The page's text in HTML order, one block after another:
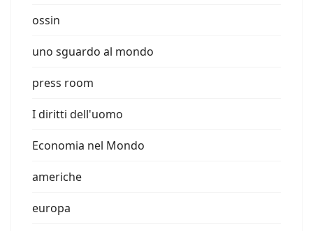
ossin
uno sguardo al mondo
press room
I diritti dell'uomo
Economia nel Mondo
americhe
europa